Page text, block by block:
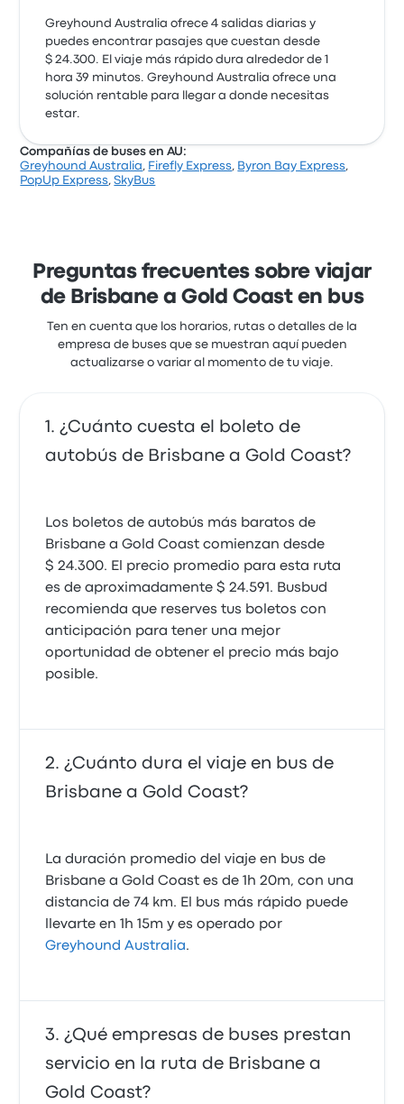
Greyhound Australia ofrece 4 salidas diarias y
puedes encontrar pasajes que cuestan desde
$ 24.300. El viaje más rápido dura alrededor de 1
hora 39 minutos. Greyhound Australia ofrece una
solución rentable para llegar a donde necesitas
estar.
Compañías de buses en AU:
Greyhound Australia, Firefly Express, Byron Bay Express,
PopUp Express,SkyBus
Preguntas frecuentes sobre viajar
de Brisbane a Gold Coast en bus
Ten en cuenta que los horarios, rutas o detalles de la
empresa de buses que se muestran aquí pueden
actualizarse o variar al momento de tu viaje.
¿Cuánto cuesta el boleto de
autobús de Brisbane a Gold Coast?
Los boletos de autobús más baratos de
Brisbane a Gold Coast comienzan desde
$ 24.300. El precio promedio para esta ruta
es de aproximadamente $ 24.591. Busbud
recomienda que reserves tus boletos con
anticipación para tener una mejor
oportunidad de obtener el precio más bajo
posible.
¿Cuánto dura el viaje en bus de
Brisbane a Gold Coast?
La duración promedio del viaje en bus de
Brisbane a Gold Coast es de 1h 20m, con una
distancia de 74 km. El bus más rápido puede
llevarte en 1h 15m y es operado por
Greyhound Australia.
¿Qué empresas de buses prestan
servicio en la ruta de Brisbane a
Gold Coast?